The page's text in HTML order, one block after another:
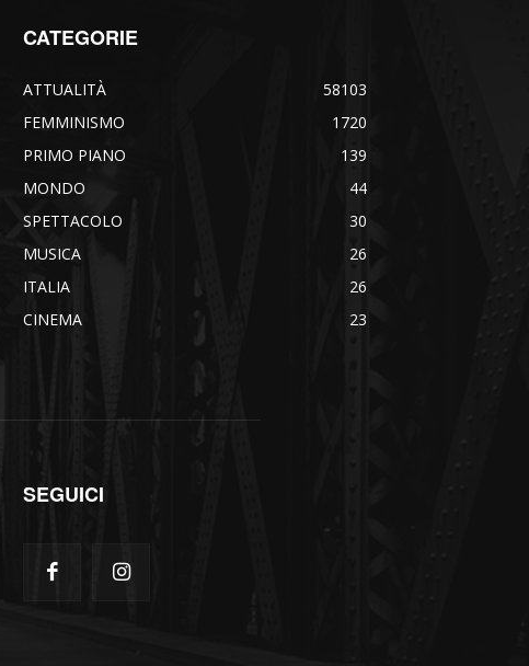
CATEGORIE
ATTUALITÀ
58103
FEMMINISMO
1720
PRIMO PIANO
139
MONDO
44
SPETTACOLO
30
MUSICA
26
ITALIA
26
CINEMA
23
SEGUICI